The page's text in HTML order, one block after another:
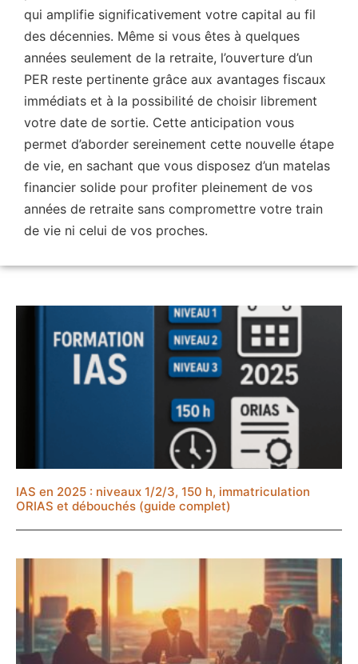
IAS en 2025 : niveaux 1/2/3, 150 h, immatriculation
ORIAS et débouchés (guide complet)
qui amplifie significativement votre capital au fil
des décennies. Même si vous êtes à quelques
années seulement de la retraite, l’ouverture d’un
PER reste pertinente grâce aux avantages fiscaux
immédiats et à la possibilité de choisir librement
votre date de sortie. Cette anticipation vous
permet d’aborder sereinement cette nouvelle étape
de vie, en sachant que vous disposez d’un matelas
financier solide pour profiter pleinement de vos
années de retraite sans compromettre votre train
de vie ni celui de vos proches.